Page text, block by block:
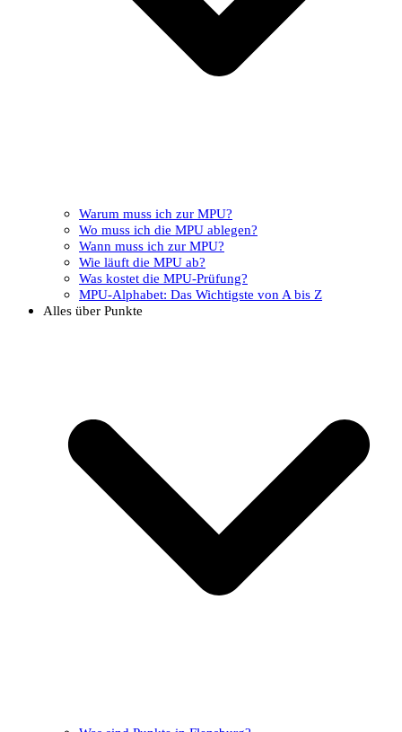
Warum muss ich zur MPU?
Wo muss ich die MPU ablegen?
Wann muss ich zur MPU?
Wie läuft die MPU ab?
Was kostet die MPU-Prüfung?
MPU-Alphabet: Das Wichtigste von A bis Z
Alles über Punkte